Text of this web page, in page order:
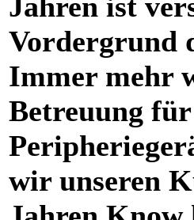
Vordergrund
Immer mehr
Betreuung
wir unseren